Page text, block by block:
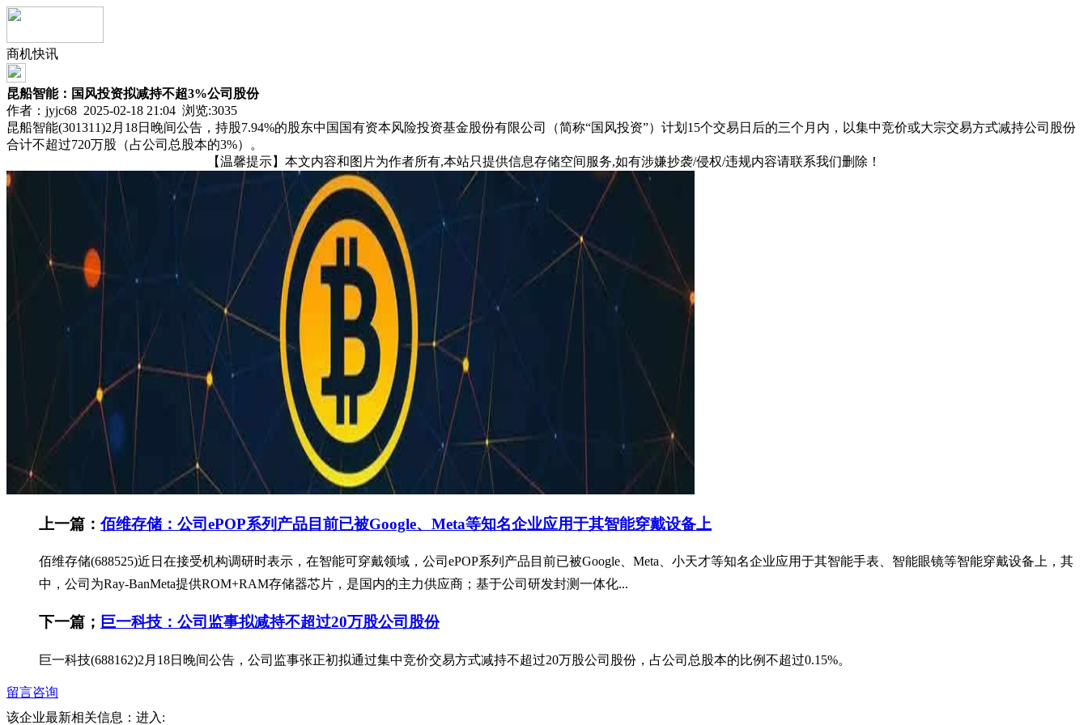
商机快讯
昆船智能：国风投资拟减持不超3%公司股份
作者：jyjc68 2025-02-18 21:04 浏览:3035
昆船智能(301311)2月18日晚间公告，持股7.94%的股东中国国有资本风险投资基金股份有限公司（简称“国风投资”）计划15个交易日后的三个月内，以集中竞价或大宗交易方式减持公司股份
合计不超过720万股（占公司总股本的3%）。
【温馨提示】本文内容和图片为作者所有,本站只提供信息存储空间服务,如有涉嫌抄袭/侵权/违规内容请联系我们删除！
上一篇： 佰维存储：公司ePOP系列产品目前已被Google、Meta等知名企业应用于其智能穿戴设备上
佰维存储(688525)近日在接受机构调研时表示，在智能可穿戴领域，公司ePOP系列产品目前已被Google、Meta、小天才等知名企业应用于其智能手表、智能眼镜等智能穿戴设备上，其
中，公司为Ray-BanMeta提供ROM+RAM存储器芯片，是国内的主力供应商；基于公司研发封测一体化...
下一篇； 巨一科技：公司监事拟减持不超过20万股公司股份
巨一科技(688162)2月18日晚间公告，公司监事张正初拟通过集中竞价交易方式减持不超过20万股公司股份，占公司总股本的比例不超过0.15%。
留言咨询
该企业最新相关信息： 进入: